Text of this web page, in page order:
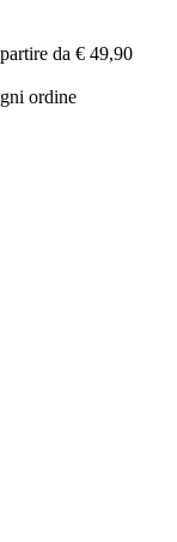
da € 49,90
ordine